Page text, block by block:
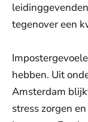
tegenover een
hebben. Uit
Amsterdam
stress zorgen